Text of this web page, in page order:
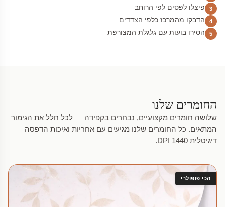
3 פיצלו לפסים לפי הרוחב
4 הדבקו מהמרכז כלפי הצדדים
5 הסירו בועות עם גלגלת המצורפת
החומרים שלנו
שלושה חומרים מקצועיים, נבחרים בקפידה — לכל חלל את הגימור
המתאים. כל החומרים שלנו מגיעים עם אחריות ואיכות הדפסה
דיגיטלית 1440 DPI.
הכי פופולרי